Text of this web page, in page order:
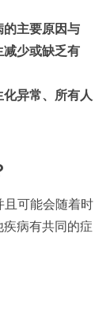
的主要原因与
减少或缺乏有
异常、所有人
且可能会随着时
病有共同的症